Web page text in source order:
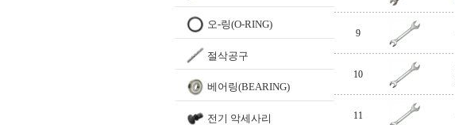
오-링(O-RING)
절삭공구
베어링(BEARING)
전기 악세사리
9
10
11